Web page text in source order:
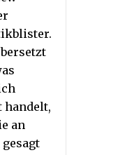
handelt,
an